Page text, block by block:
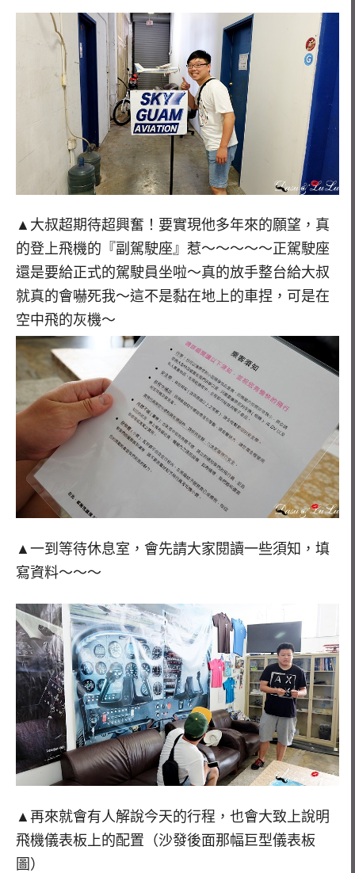
▲大叔超期待超興奮！要實現他多年來的願望，真
的登上飛機的『副駕駛座』惹～～～～～正駕駛座
還是要給正式的駕駛員坐啦～真的放手整台給大叔
就真的會嚇死我～這不是黏在地上的車捏，可是在
空中飛的灰機～
▲一到等待休息室，會先請大家閱讀一些須知，填
寫資料～～～
▲再來就會有人解說今天的行程，也會大致上說明
飛機儀表板上的配置（沙發後面那幅巨型儀表板
圖）